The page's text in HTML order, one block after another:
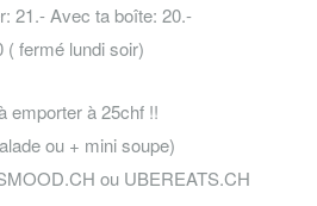
21.- Avec ta boîte: 20.-
( fermé lundi soir)
emporter à 25chf !!
ou + mini soupe)
ou UBEREATS.CH